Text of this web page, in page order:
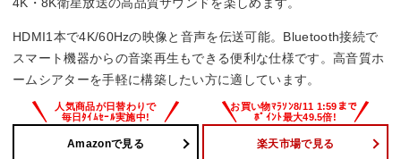
HDMI1本で4K/60Hzの映像と音声を伝送可能。Bluetooth接続で
スマート機器からの音楽再生もできる便利な仕様です。高音質ホ
ームシアターを手軽に構築したい方に適しています。
Amazonで見る 楽天市場で見る